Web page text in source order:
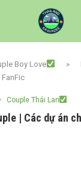
Boy Love »
Couple Thái Lan
| Các dự án